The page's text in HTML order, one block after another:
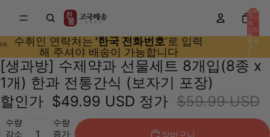
장바
구니
에
있는
총
품목
수:
0
수취인 연락처는 '한국 전화번호'로 입력
해 주셔야 배송이 가능합니다
[생과방] 수제약과 선물세트 8개입(8종 x
1개) 한과 전통간식 (보자기 포장)
할인가 $49.99 USD 정가 $59.99 USD
수량
감소
수량
증가
장바구니